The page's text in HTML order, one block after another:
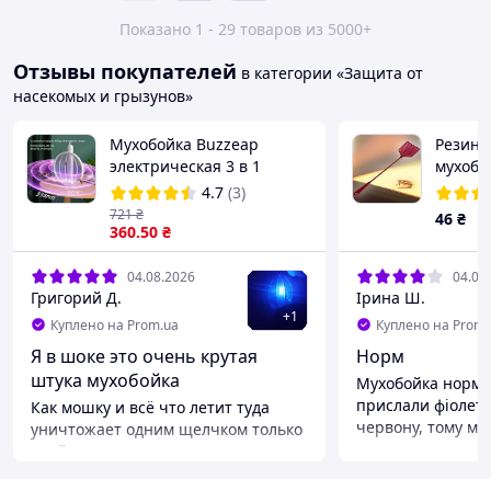
Показано 1 - 29 товаров из 5000+
Отзывы покупателей в категории «Защита от
насекомых и грызунов»
Мухобойка Buzzeap
электрическая 3 в 1
складная, ракетка от
комаров, мух, насекомых,
ловушка
4.7 (3)
360.50 ₴
721₴
04.08.2026
Григорий Д.
Куплено на Prom.ua +1
Я в шоке это очень крутая
штука мухобойка
Как мошку и всё что летит туда
уничтожает одним щелчком только
палёным воняет от пригорелых
46 ₴
Ірина Ш.
Куплено на
Норм
Мухобойка
прислали
червону, тому